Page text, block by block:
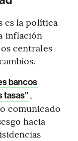
es la política
inflación
centrales
bancos
tasas”,
comunicado
hacia